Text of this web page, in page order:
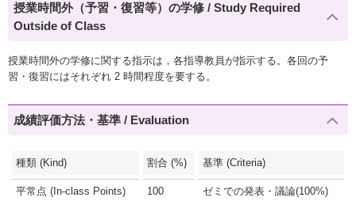
授業時間外（予習・復習等）の学修 / Study Required
Outside of Class
授業時間外の学修に関する指示は，各指導教員が指示する。各回の予
習・復習にはそれぞれ 2 時間程度を要する。
成績評価方法・基準 / Evaluation
種類 (Kind) 割合 (%) 基準 (Criteria)
平常点 (In-class Points) 100 ゼミでの発表・議論(100%)